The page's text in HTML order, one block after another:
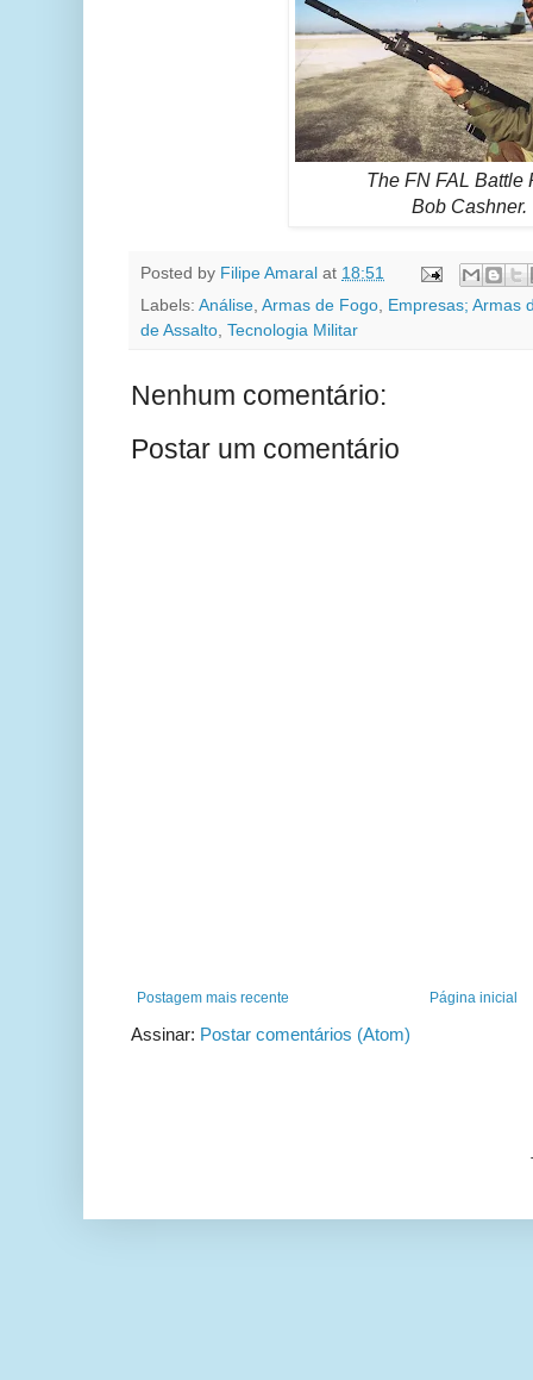
The FN FAL Battle
Bob Cashner.
Posted by Filipe Amaral at 18:51
Labels: Análise, Armas de Fogo, Empresas; Armas
de Assalto, Tecnologia Militar
Nenhum comentário:
Postar um comentário
Postagem mais recente Página inicial
Assinar: Postar comentários (Atom)